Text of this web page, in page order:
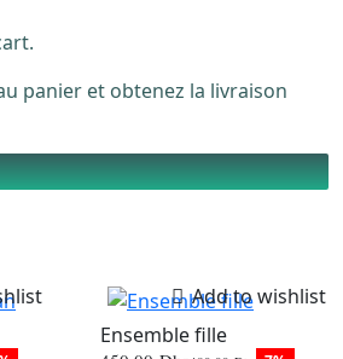
panier et obtenez la livraison
Add to wishlist
Ensemble fille